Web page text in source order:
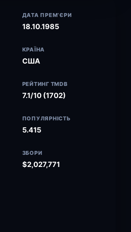
ДАТА ПРЕМ’ЄРИ
18.10.1985
КРАЇНА
США
РЕЙТИНГ TMDB
7.1/10 (1702)
ПОПУЛЯРНІСТЬ
5.415
ЗБОРИ
$2,027,771